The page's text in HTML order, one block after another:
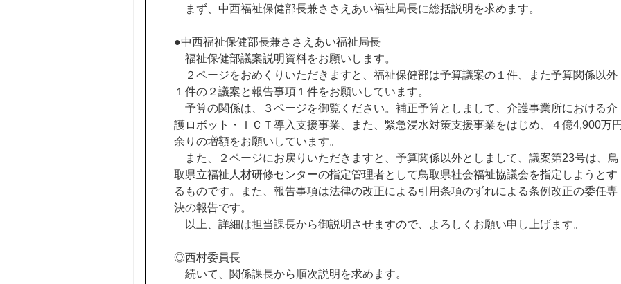
まず、中西福祉保健部長兼ささえあい福祉局長に総括説明を求めます。
●中西福祉保健部長兼ささえあい福祉局長
福祉保健部議案説明資料をお願いします。
２ページをおめくりいただきますと、福祉保健部は予算議案の１件、また予算関係以外
１件の２議案と報告事項１件をお願いしています。
予算の関係は、３ページを御覧ください。補正予算としまして、介護事業所における介
護ロボット・ＩＣＴ導入支援事業、また、緊急浸水対策支援事業をはじめ、４億4,900万
余りの増額をお願いしています。
また、２ページにお戻りいただきますと、予算関係以外としまして、議案第23号は、鳥
取県立福祉人材研修センターの指定管理者として鳥取県社会福祉協議会を指定しようとす
るものです。また、報告事項は法律の改正による引用条項のずれによる条例改正の委任専
決の報告です。
以上、詳細は担当課長から御説明させますので、よろしくお願い申し上げます。
◎西村委員長
続いて、関係課長から順次説明を求めます。